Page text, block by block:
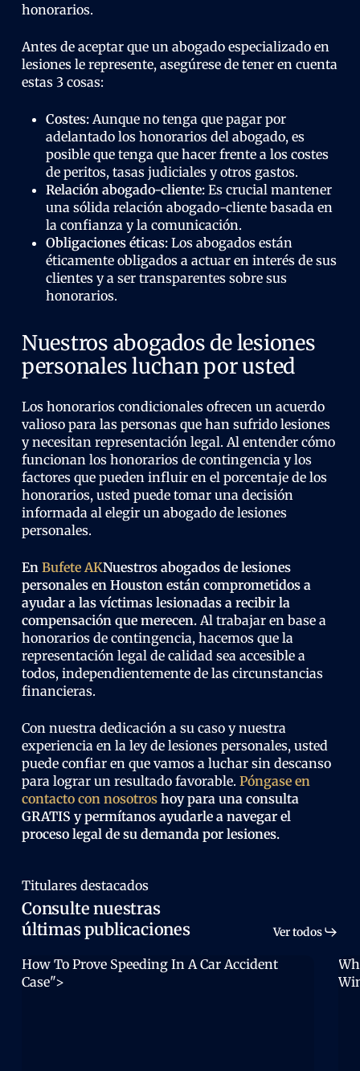
honorarios.
Antes de aceptar que un abogado especializado en
lesiones le represente, asegúrese de tener en cuenta
estas 3 cosas:
Costes:Aunque no tenga que pagar por
adelantado los honorarios del abogado, es
posible que tenga que hacer frente a los costes
de peritos, tasas judiciales y otros gastos.
Relación abogado-cliente:Es crucial mantener
una sólida relación abogado-cliente basada en
la confianza y la comunicación.
Obligaciones éticas:Los abogados están
éticamente obligados a actuar en interés de sus
clientes y a ser transparentes sobre sus
honorarios.
Nuestros abogados de lesiones
personales luchan por usted
Los honorarios condicionales ofrecen un acuerdo
valioso para las personas que han sufrido lesiones
y necesitan representación legal. Al entender cómo
funcionan los honorarios de contingencia y los
factores que pueden influir en el porcentaje de los
honorarios, usted puede tomar una decisión
informada al elegir un abogado de lesiones
personales.
En Bufete AKNuestros abogados de lesiones
personales en Houston están comprometidos a
ayudar a las víctimas lesionadas a recibir la
compensación que merecen.Al trabajar en base a
honorarios de contingencia, hacemos que la
representación legal de calidad sea accesible a
todos, independientemente de las circunstancias
financieras.
Con nuestra dedicación a su caso y nuestra
experiencia en la ley de lesiones personales, usted
puede confiar en que vamos a luchar sin descanso
para lograr un resultado favorable. Póngase en
contacto con nosotroshoy para una consulta
GRATIS y permítanos ayudarle a navegar el
proceso legal de su demanda por lesiones.
Titulares destacados
Consulte nuestras
últimas publicaciones
Ver todos
How To Prove Speeding In A Car Accident
Case">